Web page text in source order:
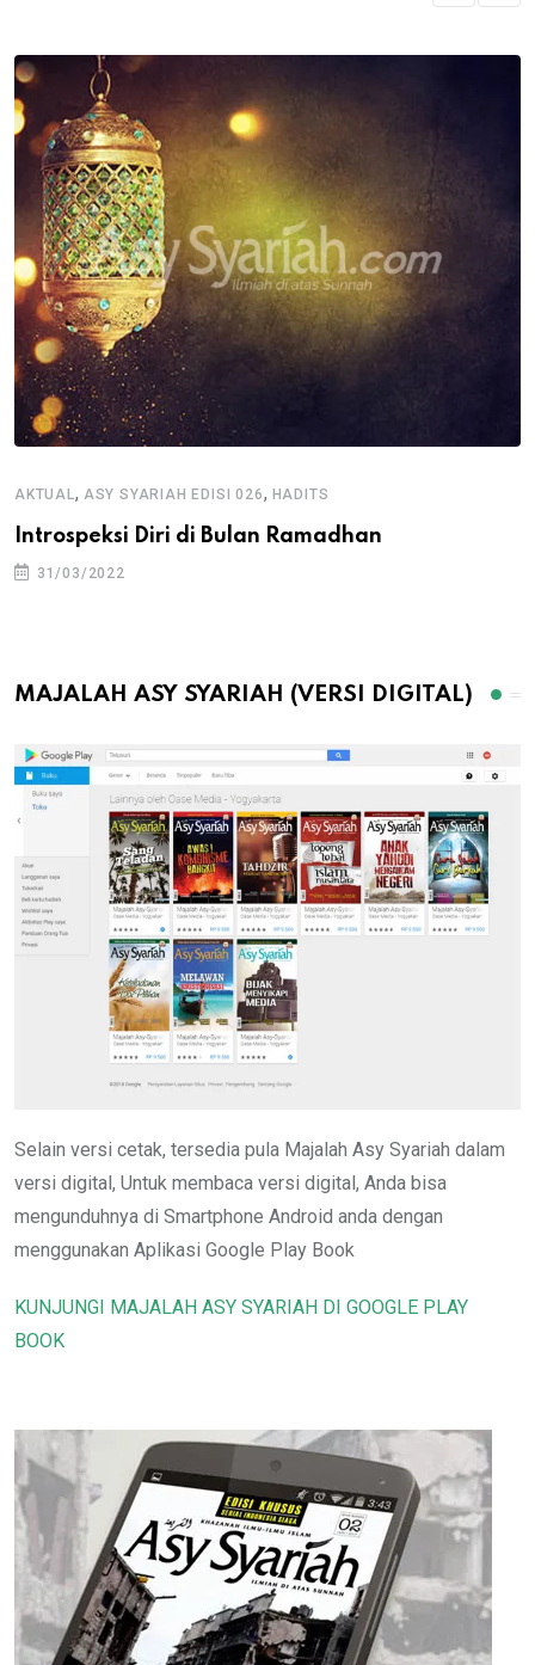
AKTUAL, ASY SYARIAH EDISI 026, HADITS
Introspeksi Diri di Bulan Ramadhan
31/03/2022
MAJALAH ASY SYARIAH (VERSI DIGITAL)
Selain versi cetak, tersedia pula Majalah Asy Syariah dalam
versi digital, Untuk membaca versi digital, Anda bisa
mengunduhnya di Smartphone Android anda dengan
menggunakan Aplikasi Google Play Book
KUNJUNGI MAJALAH ASY SYARIAH DI GOOGLE PLAY
BOOK